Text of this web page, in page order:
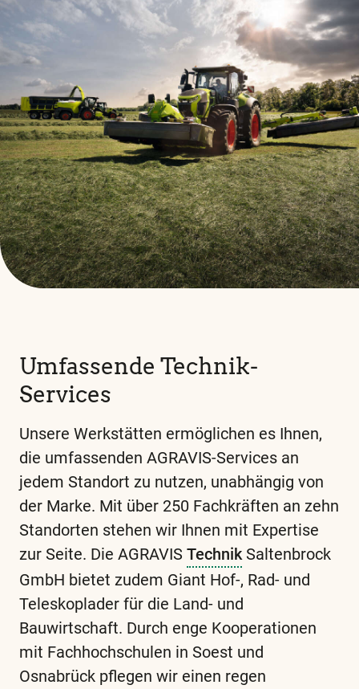
Umfassende Technik-
Services
Unsere Werkstätten ermöglichen es Ihnen,
die umfassenden AGRAVIS-Services an
jedem Standort zu nutzen, unabhängig von
der Marke. Mit über 250 Fachkräften an zehn
Standorten stehen wir Ihnen mit Expertise
zur Seite. Die AGRAVIS Technik Saltenbrock
GmbH bietet zudem Giant Hof-, Rad- und
Teleskoplader für die Land- und
Bauwirtschaft. Durch enge Kooperationen
mit Fachhochschulen in Soest und
Osnabrück pflegen wir einen regen